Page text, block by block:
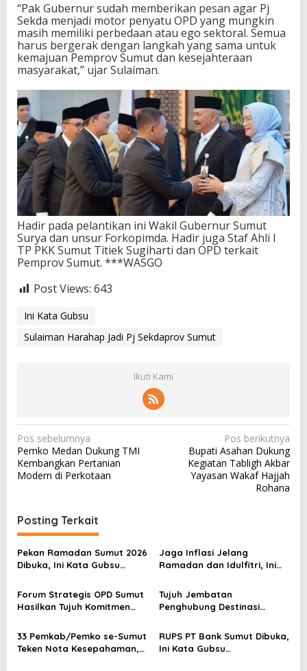
“Pak Gubernur sudah memberikan pesan agar Pj
Sekda menjadi motor penyatu OPD yang mungkin
masih memiliki perbedaan atau ego sektoral. Semua
harus bergerak dengan langkah yang sama untuk
kemajuan Pemprov Sumut dan kesejahteraan
masyarakat,” ujar Sulaiman.
Hadir pada pelantikan ini Wakil Gubernur Sumut
Surya dan unsur Forkopimda. Hadir juga Staf Ahli I
TP PKK Sumut Titiek Sugiharti dan OPD terkait
Pemprov Sumut. ***WASGO
Post Views: 643
Ini Kata Gubsu
Sulaiman Harahap Jadi Pj Sekdaprov Sumut
Ikuti Kami
N
a
v
g
a
s
i
p
o
s
Pos sebelumnya
Pemko Medan Dukung TMI
Kembangkan Pertanian
Modern di Perkotaan
Pos berikutnya
Bupati Asahan Dukung
Kegiatan Tabligh Akbar
Yayasan Wakaf Hajjah
Rohana
Posting Terkait
Pekan Ramadan Sumut 2026
Dibuka, Ini Kata Gubsu…
Jaga Inflasi Jelang
Ramadan dan Idulfitri, Ini
Forum Strategis OPD Sumut
Hasilkan Tujuh Komitmen
Tujuh Jembatan
Penghubung Destinasi
Kembali, Ini Kata Gubsu…
33 Pemkab/Pemko se-Sumut
Teken Nota Kesepahaman,
RUPS PT Bank Sumut Dibuka,
Ini Kata Gubsu…